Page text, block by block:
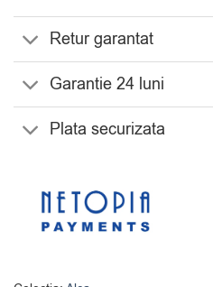
Retur garantat
Garantie 24 luni
Plata securizata